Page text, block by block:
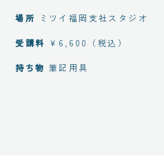
場所 ミツイ福岡支社スタジオ
受講料 ￥6,600（税込）
持ち物 筆記用具